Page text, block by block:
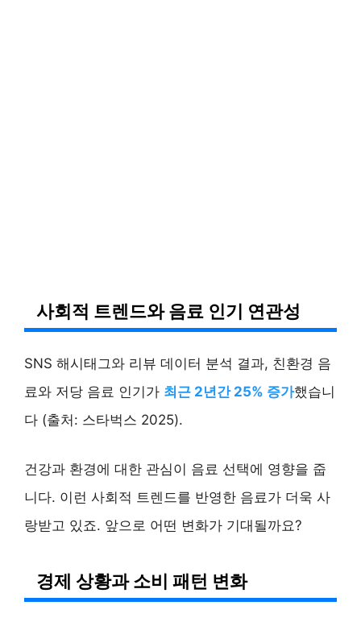
사회적 트렌드와 음료 인기 연관성
SNS 해시태그와 리뷰 데이터 분석 결과, 친환경 음
료와 저당 음료 인기가 최근 2년간 25% 증가했습니
다 (출처: 스타벅스 2025).
건강과 환경에 대한 관심이 음료 선택에 영향을 줍
니다. 이런 사회적 트렌드를 반영한 음료가 더욱 사
랑받고 있죠. 앞으로 어떤 변화가 기대될까요?
경제 상황과 소비 패턴 변화